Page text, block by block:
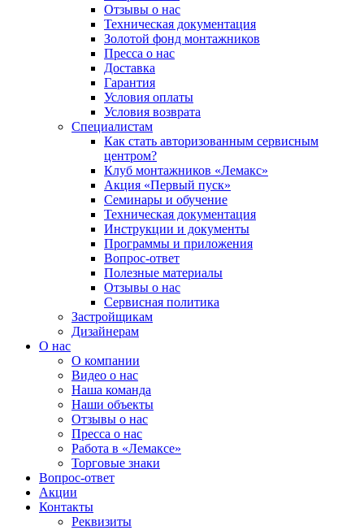
Отзывы о нас
Техническая документация
Золотой фонд монтажников
Пресса о нас
Доставка
Гарантия
Условия оплаты
Условия возврата
Специалистам
Как стать авторизованным сервисным
центром?
Клуб монтажников «Лемакс»
Акция «Первый пуск»
Семинары и обучение
Техническая документация
Инструкции и документы
Программы и приложения
Вопрос-ответ
Полезные материалы
Отзывы о нас
Сервисная политика
Застройщикам
Дизайнерам
О нас
О компании
Видео о нас
Наша команда
Наши объекты
Отзывы о нас
Пресса о нас
Работа в «Лемаксе»
Торговые знаки
Вопрос-ответ
Акции
Контакты
Реквизиты